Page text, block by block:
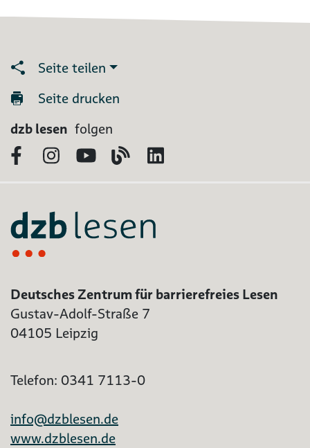
Seite teilen
Seite drucken
dzb lesen folgen
FacebookInstagram
YouTubeBlog
Deutsches Zentrum für barrierefreies Lesen
Gustav-Adolf-Straße 7
04105 Leipzig
Telefon: 0341 7113-0
info@dzblesen.de
www.dzblesen.de